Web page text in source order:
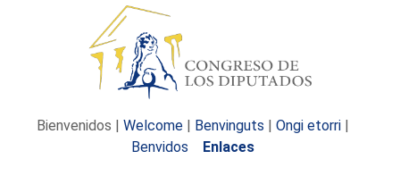
Bienvenidos | Welcome | Benvinguts | Ongi etorri |
Benvidos
Enlaces